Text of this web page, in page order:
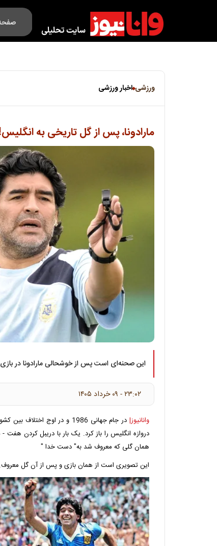
فکت
ورزشی اخبار ورزشی
مارادونا، پس از گل تاریخی به
این صحنه‌ای است پس از خوشحالی مارادونا در بازی
۲۳:۰۲ - ۰۹ خرداد ۱۴۰۵
وانانیوز|
دروازه انگلیس را باز کرد. یک بار با دریبل کردن
همان گلی که معروف شد به" دست خدا "
این تصویری است از همان بازی و پس از آن گل معروف.